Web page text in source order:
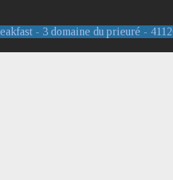
- 3 domaine du prieuré -